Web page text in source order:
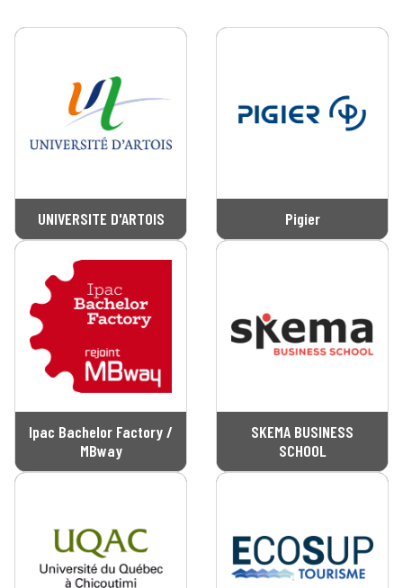
UNIVERSITE D'ARTOIS Pigier
Ipac Bachelor Factory /
MBway
SKEMA BUSINESS
SCHOOL